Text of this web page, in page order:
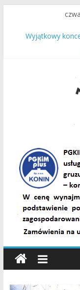
Bo w Koninie
Wyjątkowy
Dzieciaki uczą
Remont
w
Konin
wiadomości,
informacje,
sport,
Konin,
Koło,
Słupca,